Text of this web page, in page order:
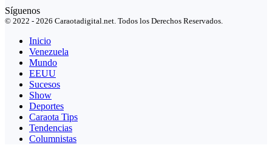
Síguenos
© 2022 - 2026 Caraotadigital.net. Todos los Derechos Reservados.
Inicio
Venezuela
Mundo
EEUU
Sucesos
Show
Deportes
Caraota Tips
Tendencias
Columnistas